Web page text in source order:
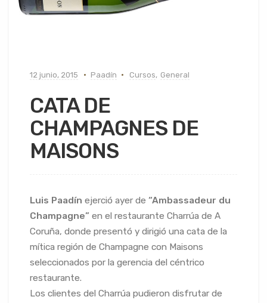
12 junio, 2015 Paadín Cursos, General
CATA DE
CHAMPAGNES DE
MAISONS
Luis Paadín ejerció ayer de “Ambassadeur du
Champagne” en el restaurante Charrúa de A
Coruña, donde presentó y dirigió una cata de la
mítica región de Champagne con Maisons
seleccionados por la gerencia del céntrico
restaurante.
Los clientes del Charrúa pudieron disfrutar de